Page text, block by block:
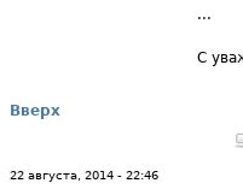
...
С
Вверх
22 августа, 2014 - 22:46